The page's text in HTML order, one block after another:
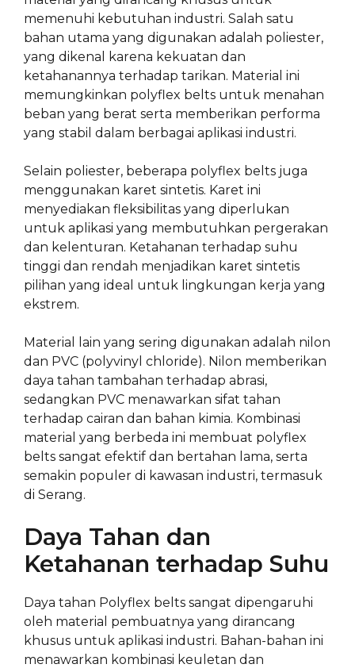
memenuhi kebutuhan industri. Salah satu
bahan utama yang digunakan adalah poliester,
yang dikenal karena kekuatan dan
ketahanannya terhadap tarikan. Material ini
memungkinkan polyflex belts untuk menahan
beban yang berat serta memberikan performa
yang stabil dalam berbagai aplikasi industri.
Selain poliester, beberapa polyflex belts juga
menggunakan karet sintetis. Karet ini
menyediakan fleksibilitas yang diperlukan
untuk aplikasi yang membutuhkan pergerakan
dan kelenturan. Ketahanan terhadap suhu
tinggi dan rendah menjadikan karet sintetis
pilihan yang ideal untuk lingkungan kerja yang
ekstrem.
Material lain yang sering digunakan adalah nilon
dan PVC (polyvinyl chloride). Nilon memberikan
daya tahan tambahan terhadap abrasi,
sedangkan PVC menawarkan sifat tahan
terhadap cairan dan bahan kimia. Kombinasi
material yang berbeda ini membuat polyflex
belts sangat efektif dan bertahan lama, serta
semakin populer di kawasan industri, termasuk
di Serang.
Daya Tahan dan
Ketahanan terhadap Suhu
Daya tahan Polyflex belts sangat dipengaruhi
oleh material pembuatnya yang dirancang
khusus untuk aplikasi industri. Bahan-bahan ini
menawarkan kombinasi keuletan dan